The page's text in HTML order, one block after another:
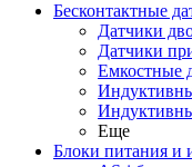
Бесконтактные
Датчики
Датчики
Емкостные
Еще
Блоки питания и